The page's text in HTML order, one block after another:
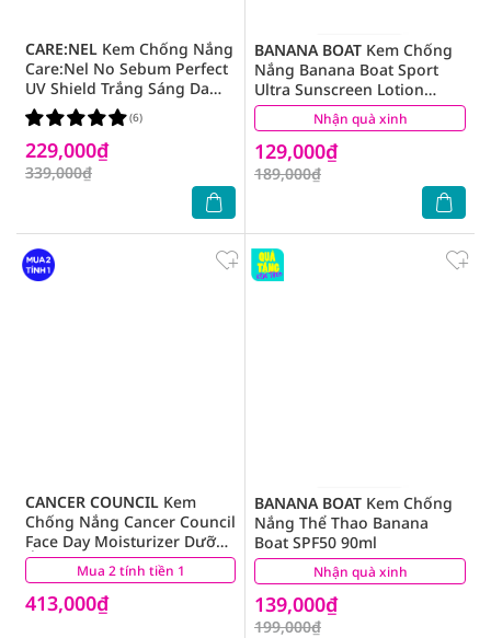
CARE:NEL Kem Chống Nắng
Care:Nel No Sebum Perfect
UV Shield Trắng Sáng Da
SPF50+/PA++++ 50ml
229,000₫
339,000₫
(6) Nhận quà xinh
BANANA BOAT Kem Chống
Nắng Banana Boat Sport
Ultra Sunscreen Lotion
SPF50+ PA++++ 90ml
129,000₫
189,000₫
(0)
Mua 2 tính tiền 1
CANCER COUNCIL Kem
Chống Nắng Cancer Council
Face Day Moisturizer Dưỡng
Ẩm Dành Cho Da Mặt
SPF50+ UVA-UVB 75ml
413,000₫
(38) Nhận quà xinh
BANANA BOAT Kem Chống
Nắng Thể Thao Banana
Boat SPF50 90ml
139,000₫
199,000₫
(3)